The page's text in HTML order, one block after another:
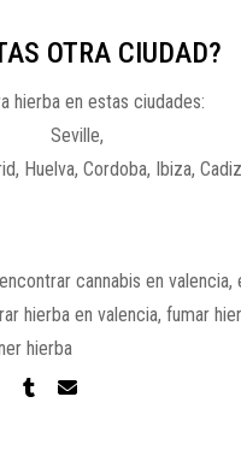
OTRA CIUDAD?
hierba en estas ciudades:
Seville,
Huelva, Cordoba, Ibiza, Cadiz...
encontrar cannabis en valencia,
hierba en valencia, fumar
hierba